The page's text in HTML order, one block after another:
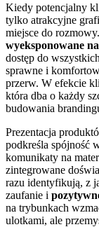
Kiedy potencjalny
tylko atrakcyjne
miejsce do
wyeksponowane
dostęp do
sprawne i
przerw. W efekcie
która dba o każdy
budowania
Prezentacja
podkreśla spójność
komunikaty na
zintegrowane
razu identyfikują, z
zaufanie i
na trybunkach
ulotkami, ale